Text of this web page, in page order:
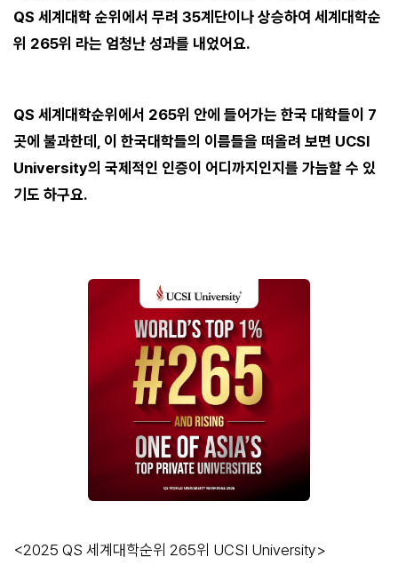
QS 세계대학 순위에서 무려 35계단이나 상승하여 세계대학순
위 265위 라는 엄청난 성과를 내었어요.
QS 세계대학순위에서 265위 안에 들어가는 한국 대학들이 7
곳에 불과한데, 이 한국대학들의 이름들을 떠올려 보면 UCSI
University의 국제적인 인증이 어디까지인지를 가늠할 수 있
기도 하구요.
<2025 QS 세계대학순위 265위 UCSI University>